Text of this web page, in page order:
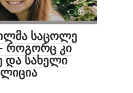
0
საცოლე
როგორც კი
და სახელი